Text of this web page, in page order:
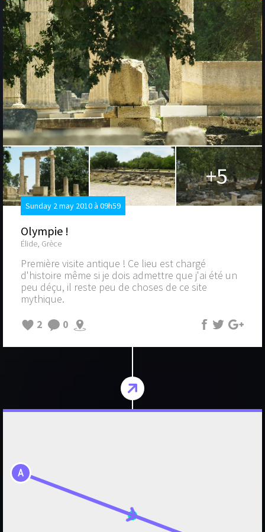
+5
Sunday 2 may 2010 à 09h59
Olympie !
Élide, Grèce
Première visite antique ! Ce lieu est chargé
d'histoire même si je dois admettre que j'ai été un
peu déçu, il reste peu de choses de ce site
mythique.
2
0
A